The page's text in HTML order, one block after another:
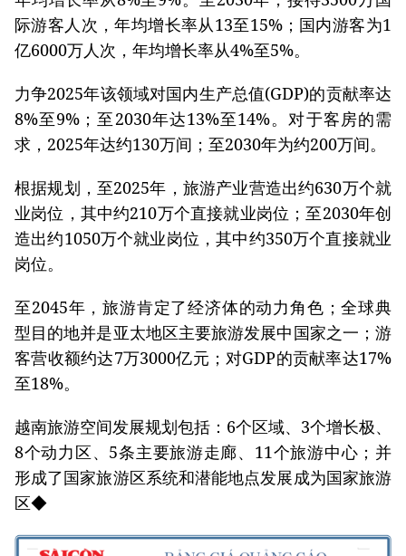
际游客人次，年均增长率从13至15%；国内游客为1
亿6000万人次，年均增长率从4%至5%。
力争2025年该领域对国内生产总值(GDP)的贡献率达
8%至9%；至2030年达13%至14%。对于客房的需
求，2025年达约130万间；至2030年为约200万间。
根据规划，至2025年，旅游产业营造出约630万个就
业岗位，其中约210万个直接就业岗位；至2030年创
造出约1050万个就业岗位，其中约350万个直接就业
岗位。
至2045年，旅游肯定了经济体的动力角色；全球典
型目的地并是亚太地区主要旅游发展中国家之一；游
客营收额约达7万3000亿元；对GDP的贡献率达17%
至18%。
越南旅游空间发展规划包括：6个区域、3个增长极、
8个动力区、5条主要旅游走廊、11个旅游中心；并
形成了国家旅游区系统和潜能地点发展成为国家旅游
区◆